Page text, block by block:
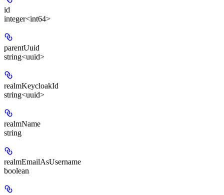
id
integer<int64>
parentUuid
string<uuid>
realmKeycloakId
string<uuid>
realmName
string
realmEmailAsUsername
boolean